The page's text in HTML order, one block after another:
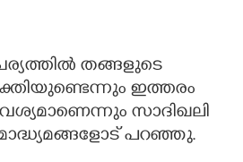
തങ്ങളുടെ
ഇത്തരം
സാദിഖലി
പറഞ്ഞു.